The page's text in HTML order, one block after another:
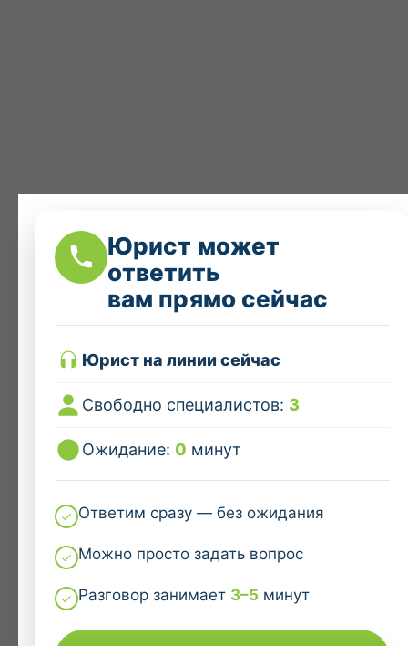
Юрист может
ответить
вам прямо сейчас
Юрист на линии сейчас
Свободно специалистов: 3
Ожидание: 0 минут
Ответим сразу — без ожидания
Можно просто задать вопрос
Разговор занимает 3–5 минут